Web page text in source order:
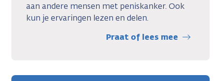
aan andere mensen met peniskanker. Ook
kun je ervaringen lezen en delen.
Praat of lees mee